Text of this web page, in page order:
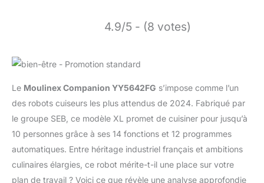
4.9/5 - (8 votes)
Le Moulinex Companion YY5642FG s’impose comme l’un
des robots cuiseurs les plus attendus de 2024. Fabriqué par
le groupe SEB, ce modèle XL promet de cuisiner pour jusqu’à
10 personnes grâce à ses 14 fonctions et 12 programmes
automatiques. Entre héritage industriel français et ambitions
culinaires élargies, ce robot mérite-t-il une place sur votre
plan de travail ? Voici ce que révèle une analyse approfondie